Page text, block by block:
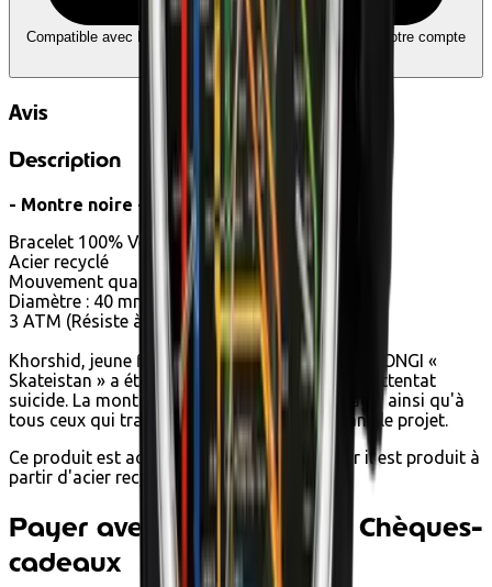
Compatible avec Ecochèques et Chèques-cadeaux
Liez votre compte
Edenred
Avis
Description
- Montre noire -
Bracelet 100% Végétal
Acier recyclé
Mouvement quartz
Diamètre : 40 mm
3 ATM (Résiste à la pluie et aux éclaboussures)
Khorshid, jeune fille de 14ans travaillant pour l’ONGI «
Skateistan » a été tragiquement tuée dans un attentat
suicide. La montre Khorshid lui rend hommage, ainsi qu'à
tous ceux qui travaillent et s’investissent dans le projet.
Ce produit est achetable en éco-chèques car il est produit à
partir d'acier recyclé.
Payer avec Ecochèques et Chèques-
cadeaux